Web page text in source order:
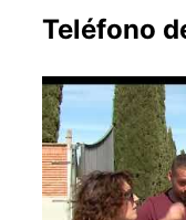
Teléfono